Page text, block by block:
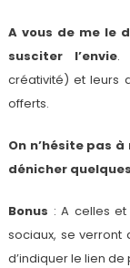
A vous de me le
susciter l’envie.
créativité) et leurs
offerts.
On n’hésite pas
dénicher
Bonus : A celles
sociaux, se verront
d’indiquer le lien